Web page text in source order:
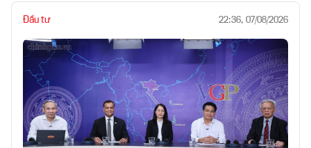
Đầu tư 22:36, 07/08/2026